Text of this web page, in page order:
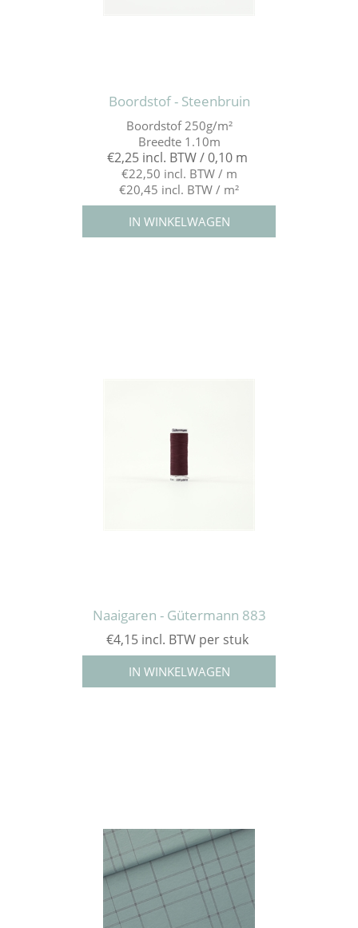
Boordstof - Steenbruin
Boordstof 250g/m²
Breedte 1.10m
€2,25 incl. BTW / 0,10 m
€22,50 incl. BTW / m
€20,45 incl. BTW / m²
Naaigaren - Gütermann 883
€4,15 incl. BTW per stuk